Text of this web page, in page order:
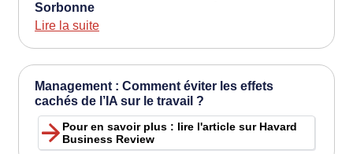
Sorbonne
Lire la suite
Management : Comment éviter les effets
cachés de l’IA sur le travail ?
Pour en savoir plus : lire l'article sur Havard
Business Review